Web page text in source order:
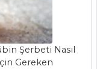
Şerbeti Nasıl
Gereken